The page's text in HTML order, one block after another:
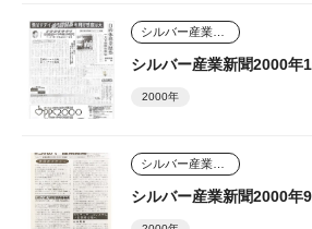
シルバー産業新聞2000年
2000年
シルバー産業新聞2000年